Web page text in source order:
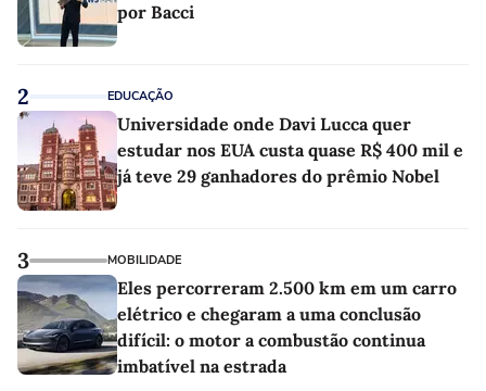
por Bacci
2 EDUCAÇÃO
Universidade onde Davi Lucca quer
estudar nos EUA custa quase R$ 400 mil e
já teve 29 ganhadores do prêmio Nobel
3 MOBILIDADE
Eles percorreram 2.500 km em um carro
elétrico e chegaram a uma conclusão
difícil: o motor a combustão continua
imbatível na estrada